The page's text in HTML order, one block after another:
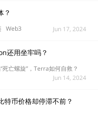
？
Web3 Jun 17, 2024
还用坐牢吗？
亡螺旋”，Terra如何自救？
Jun 14, 2024
特币价格却停滞不前？